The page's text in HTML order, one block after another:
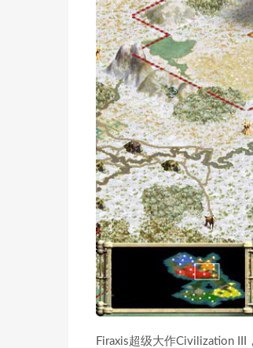
Firaxis超级大作Civilization